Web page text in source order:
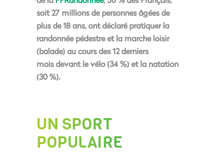
soit 27 millions de personnes âgées de
plus de 18 ans, ont déclaré pratiquer la
randonnée pédestre et la marche loisir
(balade) au cours des 12 derniers
moisdevant le vélo (34 %) et la natation
(30 %).
UN SPORT
POPULAIRE